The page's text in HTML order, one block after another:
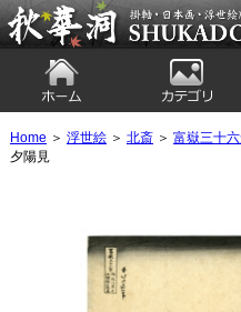
秋華洞 SHUKADO 掛軸・日本画・浮
Home ＞ 浮世絵＞ 北斎＞ 富嶽三十
夕陽見